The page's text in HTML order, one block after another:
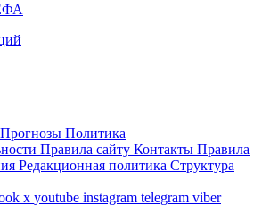
Прогнозы Политика
Правила сайту Контакты Правила
Редакционная политика Структура
x youtube instagram telegram viber